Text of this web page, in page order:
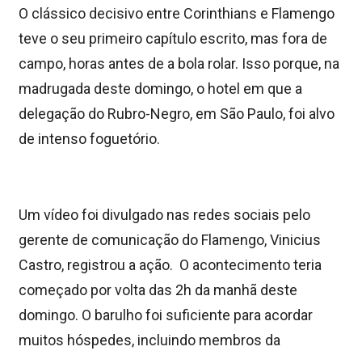
O clássico decisivo entre Corinthians e Flamengo
teve o seu primeiro capítulo escrito, mas fora de
campo, horas antes de a bola rolar. Isso porque, na
madrugada deste domingo, o hotel em que a
delegação do Rubro-Negro, em São Paulo, foi alvo
de intenso foguetório.
Um vídeo foi divulgado nas redes sociais pelo
gerente de comunicação do Flamengo, Vinicius
Castro, registrou a ação. O acontecimento teria
começado por volta das 2h da manhã deste
domingo. O barulho foi suficiente para acordar
muitos hóspedes, incluindo membros da